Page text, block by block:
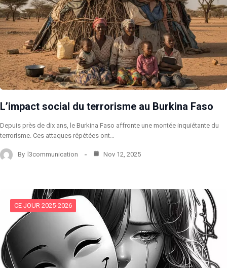
L’impact social du terrorisme au Burkina Faso
Depuis près de dix ans, le Burkina Faso affronte une montée inquiétante du
terrorisme. Ces attaques répétées ont…
By l3communication Nov 12, 2025
CE JOUR 2025-2026